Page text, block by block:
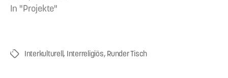
In "Projekte"
Schlagwörter
Interkulturell, Interreligiös, Runder Tisch